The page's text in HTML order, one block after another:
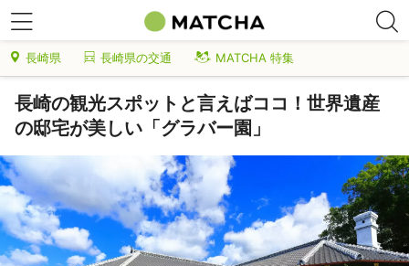
長崎県 長崎県の交通 MATCHA 特集
長崎の観光スポットと言えばココ！世界遺産
の邸宅が美しい「グラバー園」